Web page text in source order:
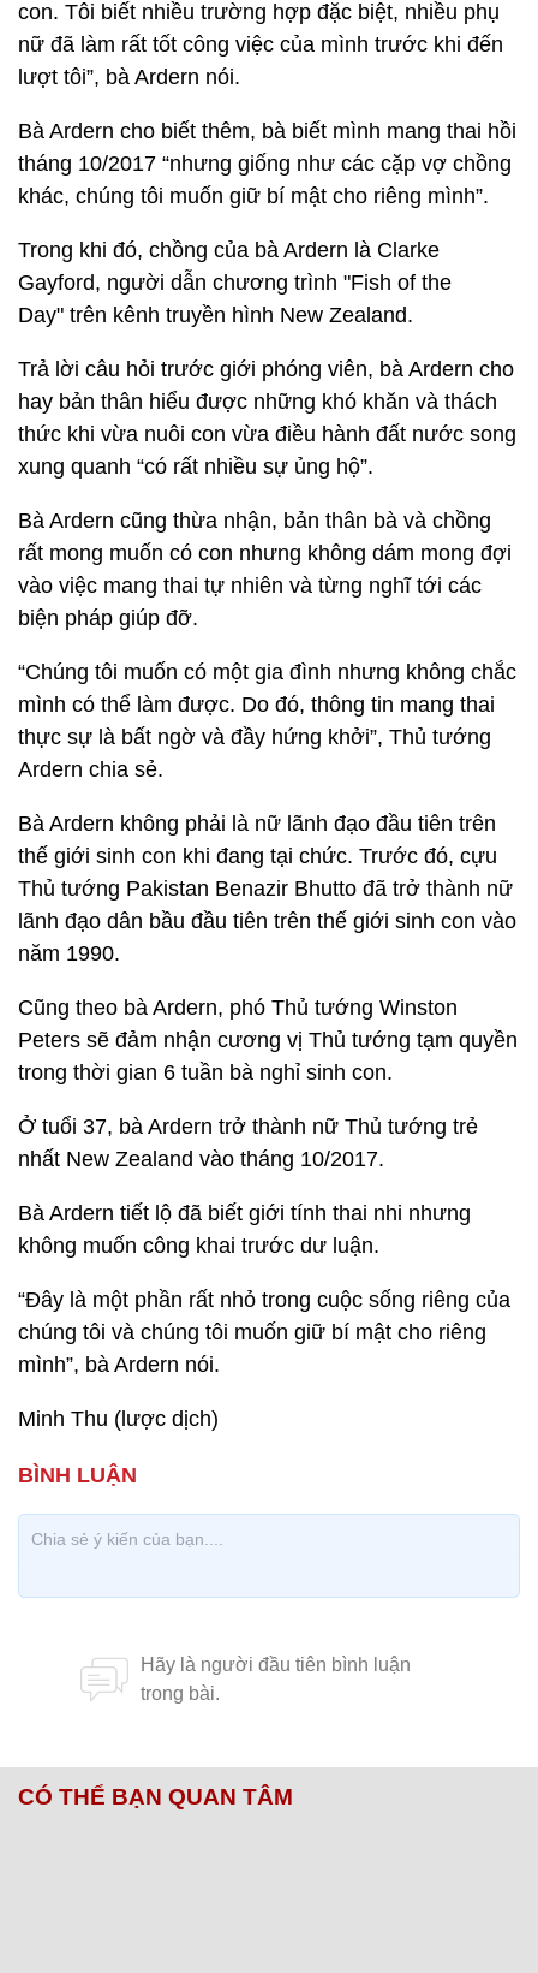
con. Tôi biết nhiều trường hợp đặc biệt, nhiều phụ
nữ đã làm rất tốt công việc của mình trước khi đến
lượt tôi”, bà Ardern nói.
Bà Ardern cho biết thêm, bà biết mình mang thai hồi
tháng 10/2017 “nhưng giống như các cặp vợ chồng
khác, chúng tôi muốn giữ bí mật cho riêng mình”.
Trong khi đó, chồng của bà Ardern là Clarke
Gayford, người dẫn chương trình "Fish of the
Day" trên kênh truyền hình New Zealand.
Trả lời câu hỏi trước giới phóng viên, bà Ardern cho
hay bản thân hiểu được những khó khăn và thách
thức khi vừa nuôi con vừa điều hành đất nước song
xung quanh “có rất nhiều sự ủng hộ”.
Bà Ardern cũng thừa nhận, bản thân bà và chồng
rất mong muốn có con nhưng không dám mong đợi
vào việc mang thai tự nhiên và từng nghĩ tới các
biện pháp giúp đỡ.
“Chúng tôi muốn có một gia đình nhưng không chắc
mình có thể làm được. Do đó, thông tin mang thai
thực sự là bất ngờ và đầy hứng khởi”, Thủ tướng
Ardern chia sẻ.
Bà Ardern không phải là nữ lãnh đạo đầu tiên trên
thế giới sinh con khi đang tại chức. Trước đó, cựu
Thủ tướng Pakistan Benazir Bhutto đã trở thành nữ
lãnh đạo dân bầu đầu tiên trên thế giới sinh con vào
năm 1990.
Cũng theo bà Ardern, phó Thủ tướng Winston
Peters sẽ đảm nhận cương vị Thủ tướng tạm quyền
trong thời gian 6 tuần bà nghỉ sinh con.
Ở tuổi 37, bà Ardern trở thành nữ Thủ tướng trẻ
nhất New Zealand vào tháng 10/2017.
Bà Ardern tiết lộ đã biết giới tính thai nhi nhưng
không muốn công khai trước dư luận.
“Đây là một phần rất nhỏ trong cuộc sống riêng của
chúng tôi và chúng tôi muốn giữ bí mật cho riêng
mình”, bà Ardern nói.
Minh Thu (lược dịch)
CÓ THỂ BẠN QUAN TÂM